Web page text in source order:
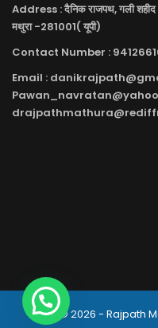
Address : दैनिक राजपथ, गली
मथुरा -281001( यूपी)
Contact Number :
Email :
© 2026 - Rajpath